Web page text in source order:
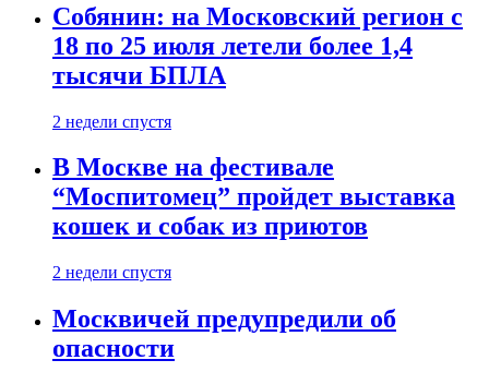
Собянин: на Московский регион с
18 по 25 июля летели более 1,4
тысячи БПЛА
2 недели спустя
В Москве на фестивале
“Моспитомец” пройдет выставка
кошек и собак из приютов
2 недели спустя
Москвичей предупредили об
опасности